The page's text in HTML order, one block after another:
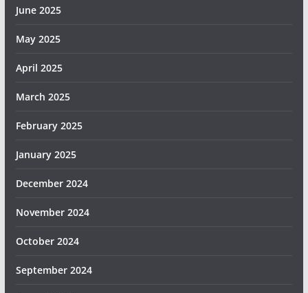
June 2025
May 2025
April 2025
March 2025
February 2025
January 2025
December 2024
November 2024
October 2024
September 2024